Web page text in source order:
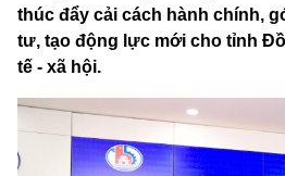
thúc đẩy cải cách hành chính,
tư, tạo động lực mới cho tỉnh
tế - xã hội.